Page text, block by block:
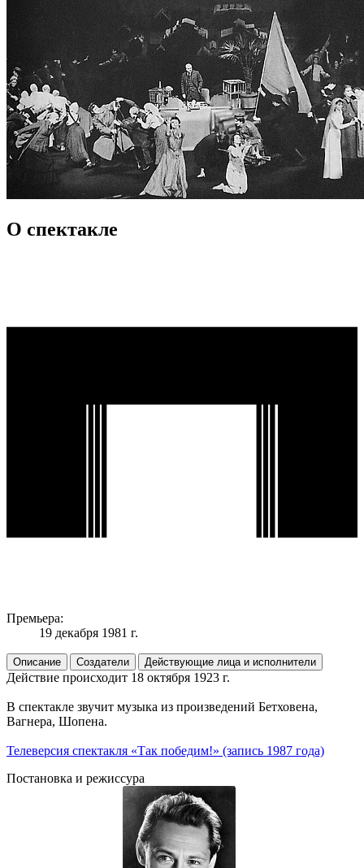
О спектакле
Премьера:
19 декабря 1981 г.
Описание Создатели Действующие лица и исполнители
Действие происходит 18 октября 1923 г.
В спектакле звучит музыка из произведений Бетховена,
Вагнера, Шопена.
Телеверсия спектакля «Так победим!» (запись 1987 года)
Постановка и режиссура